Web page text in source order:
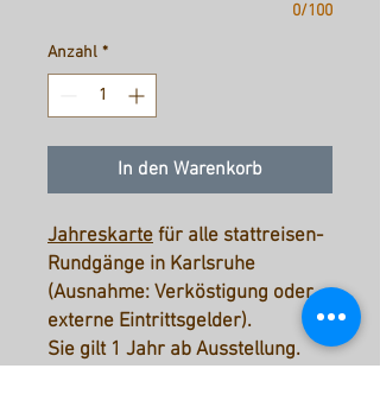
0/100
Anzahl *
In den Warenkorb
Jahreskarte für alle stattreisen-
Rundgänge in Karlsruhe
(Ausnahme: Verköstigung oder
externe Eintrittsgelder).
Sie gilt 1 Jahr ab Ausstellung.